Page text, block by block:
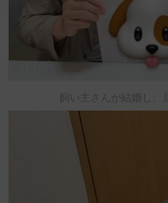
飼い主さんが結婚し、